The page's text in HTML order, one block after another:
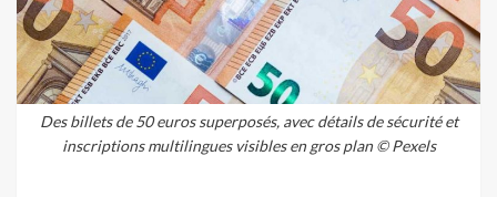
Des billets de 50 euros superposés, avec détails de sécurité et
inscriptions multilingues visibles en gros plan © Pexels